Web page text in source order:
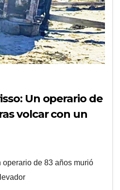
Un operario de
volcar con un
de 83 años murió